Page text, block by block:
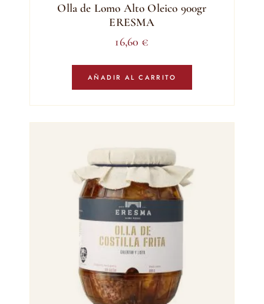
Olla de Lomo Alto Oleico 900gr
ERESMA
16,60 €
AÑADIR AL CARRITO